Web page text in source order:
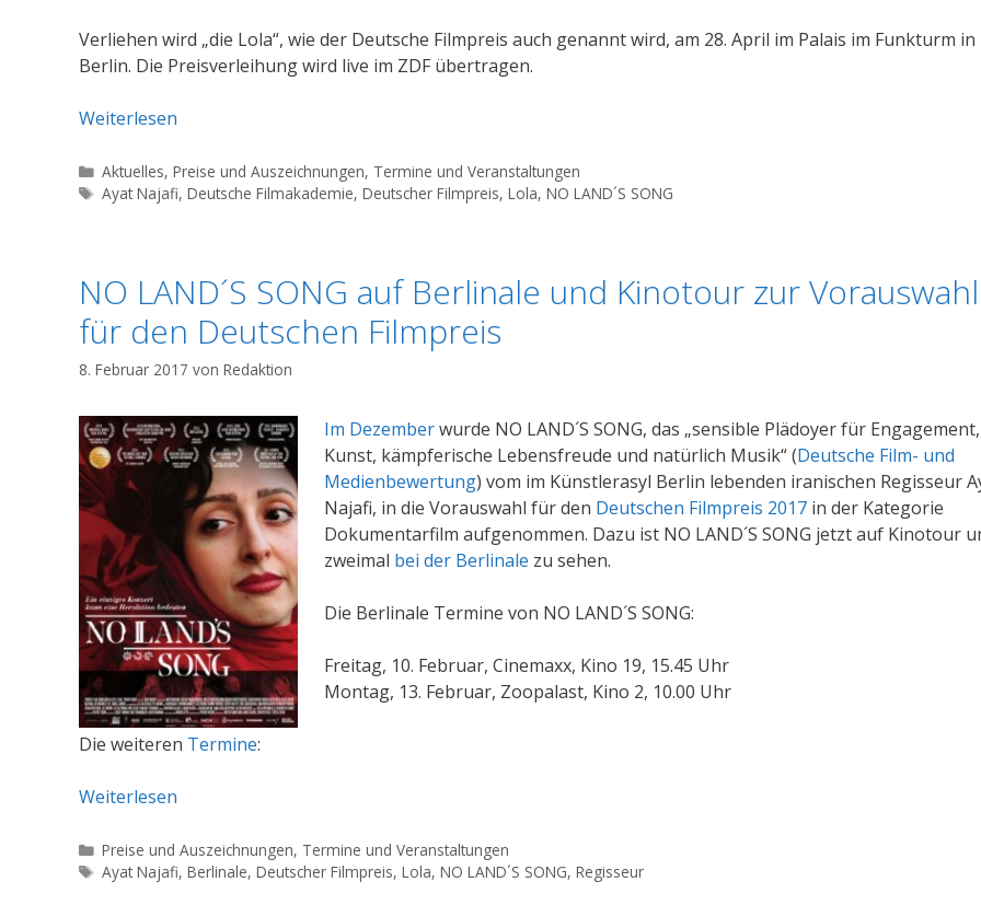
Verliehen wird „die Lola“, wie der Deutsche Filmpreis auch genannt wird, am 28. April im Palais im Funkturm in
Berlin. Die Preisverleihung wird live im ZDF übertragen.
Weiterlesen
Kategorien
Aktuelles,Preise und Auszeichnungen, Termine und Veranstaltungen
Schlagwörter
Ayat Najafi,Deutsche Filmakademie,Deutscher Filmpreis,Lola,NO LAND´S SONG
NO LAND´S SONG auf Berlinale und Kinotour zur Vorauswahl
für den Deutschen Filmpreis
8. Februar 2017 von Redaktion
Im Dezemberwurde NO LAND´S SONG, das „sensible Plädoyer für Engagement,
Kunst, kämpferische Lebensfreude und natürlich Musik“ (Deutsche Film- und
Medienbewertung) vom im Künstlerasyl Berlin lebenden iranischen Regisseur
Najafi, in die Vorauswahl für den Deutschen Filmpreis 2017 in der Kategorie
Dokumentarfilm aufgenommen. Dazu ist NO LAND´S SONG jetzt auf Kinotour
zweimal bei der Berlinale zu sehen.
Die Berlinale Termine von NO LAND´S SONG:
Freitag, 10. Februar, Cinemaxx, Kino 19, 15.45 Uhr
Montag, 13. Februar, Zoopalast, Kino 2, 10.00 Uhr
Die weiteren Termine:
Weiterlesen
Kategorien
Preise und Auszeichnungen, Termine und Veranstaltungen
Schlagwörter
Ayat Najafi,Berlinale,Deutscher Filmpreis,Lola,NO LAND´S SONG,Regisseur